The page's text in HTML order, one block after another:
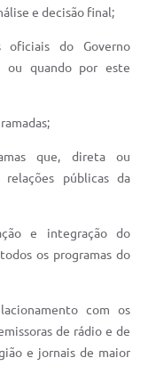
e decisão final;
oficiais do Governo
ou quando por este
que, direta ou
relações públicas da
e integração do
os programas do
com os
de rádio e de
e jornais de maior